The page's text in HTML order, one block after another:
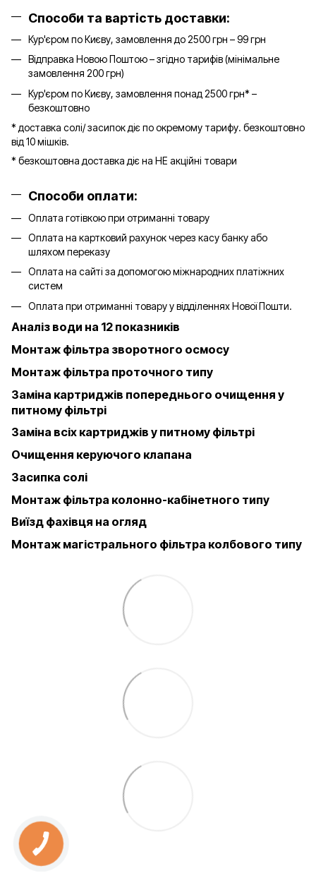
Способи та вартість доставки:
Кур'єром по Києву, замовлення до 2500 грн – 99 грн
Відправка Новою Поштою – згідно тарифів (мінімальне
замовлення 200 грн)
Кур'єром по Києву, замовлення понад 2500 грн* –
безкоштовно
* доставка солі/ засипок діє по окремому тарифу. безкоштовно
від 10 мішків.
* безкоштовна доставка діє на НЕ акційні товари
Способи оплати:
Оплата готівкою при отриманні товару
Оплата на картковий рахунок через касу банку або
шляхом переказу
Оплата на сайті за допомогою міжнародних платіжних
систем
Оплата при отриманні товару у відділеннях Нової Пошти.
Аналіз води на 12 показників
Монтаж фільтра зворотного осмосу
Монтаж фільтра проточного типу
Заміна картриджів попереднього очищення у
питному фільтрі
Заміна всіх картриджів у питному фільтрі
Очищення керуючого клапана
Засипка солі
Монтаж фільтра колонно-кабінетного типу
Виїзд фахівця на огляд
Монтаж магістрального фільтра колбового типу